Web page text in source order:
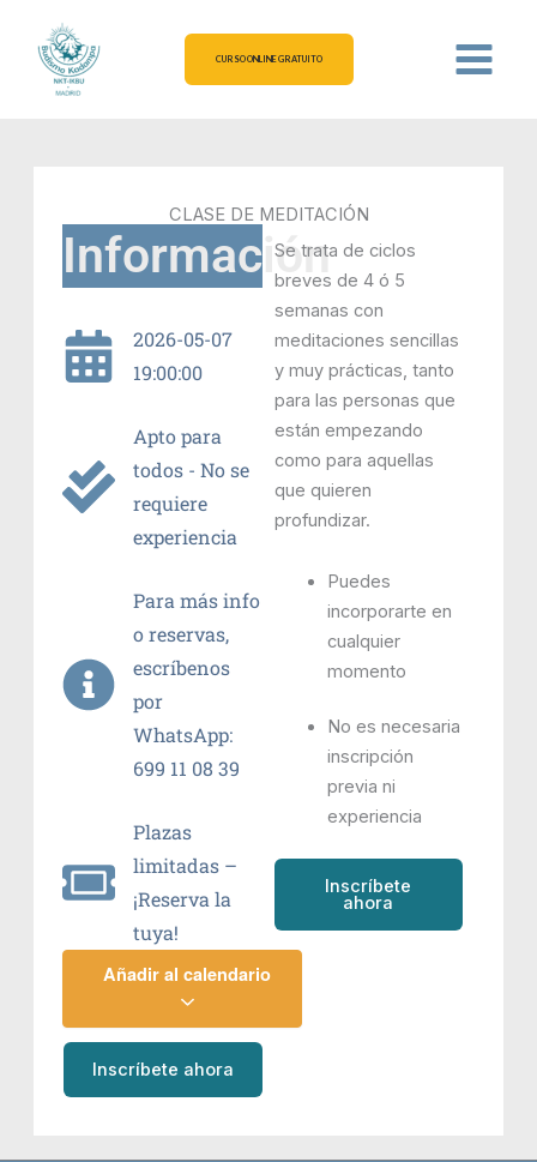
contenido
CURSO ONLINE GRATUITO
CLASE DE MEDITACIÓN
Información
2026-05-07
19:00:00
Apto para
todos - No se
requiere
experiencia
Para más info
o reservas,
escríbenos
por
WhatsApp:
699 11 08 39
Plazas
limitadas –
¡Reserva la
tuya!
Inscríbete ahora
Se trata de ciclos
breves de 4 ó 5
semanas con
meditaciones sencillas
y muy prácticas, tanto
para las personas que
están empezando
como para aquellas
que quieren
profundizar.
Puedes
incorporarte en
cualquier
momento
No es necesaria
inscripción
previa ni
experiencia
Inscríbete
ahora